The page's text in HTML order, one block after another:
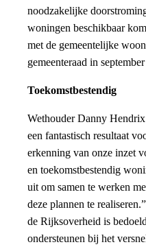
noodzakelijke
woningen beschikbaar
met de gemeentelijke
gemeenteraad in
Toekomstbestendig
Wethouder Danny
een fantastisch resultaat
erkenning van onze inzet
en toekomstbestendig
uit om samen te werken
deze plannen te
de Rijksoverheid is
ondersteunen bij het